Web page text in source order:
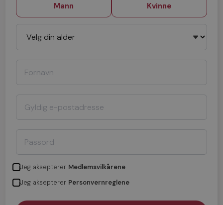
Mann Kvinne
Jeg aksepterer Medlemsvilkårene
Jeg aksepterer Personvernreglene